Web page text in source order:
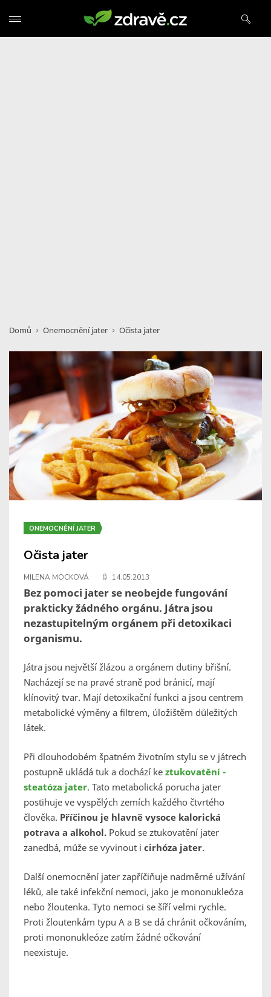
Domů Onemocnění jater Očista jater
ONEMOCNĚNÍ JATER
Očista jater
MILENA MOCKOVÁ 14.05.2013
Bez pomoci jater se neobejde fungování
prakticky žádného orgánu. Játra jsou
nezastupitelným orgánem při detoxikaci
organismu.
Játra jsou největší žlázou a orgánem dutiny břišní.
Nacházejí se na pravé straně pod bránicí, mají
klínovitý tvar. Mají detoxikační funkci a jsou centrem
metabolické výměny a filtrem, úložištěm důležitých
látek.
Při dlouhodobém špatném životním stylu se v játrech
postupně ukládá tuk a dochází ke ztukovatění -
steatóza jater. Tato metabolická porucha jater
postihuje ve vyspělých zemích každého čtvrtého
člověka. Příčinou je hlavně vysoce kalorická
potrava a alkohol. Pokud se ztukovatění jater
zanedbá, může se vyvinout i cirhóza jater.
Další onemocnění jater zapříčiňuje nadměrné užívání
léků, ale také infekční nemoci, jako je mononukleóza
nebo žloutenka. Tyto nemoci se šíří velmi rychle.
Proti žloutenkám typu A a B se dá chránit očkováním,
proti mononukleóze zatím žádné očkování
neexistuje.